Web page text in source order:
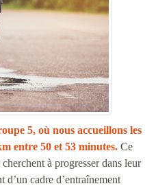
5, où nous accueillons les
entre 50 et 53 minutes. Ce
à progresser dans leur
d’un cadre d’entraînement